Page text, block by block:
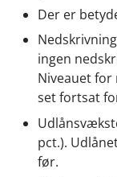
Der er
ingen
Niveauet for
set fortsat
pct.).
før.